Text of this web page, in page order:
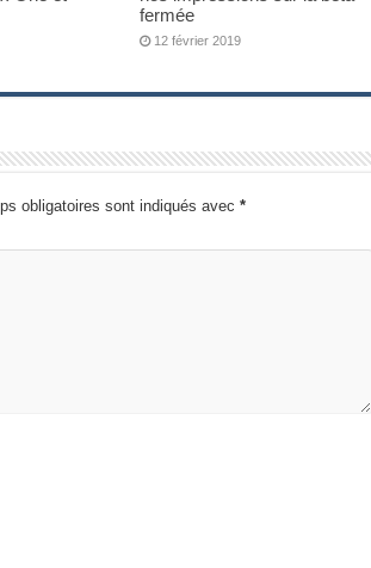
fermée
12 février 2019
obligatoires sont indiqués avec *